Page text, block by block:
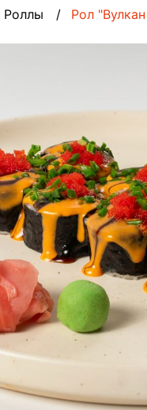
Роллы Рол